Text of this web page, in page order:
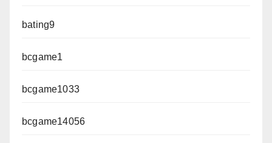
bating9
bcgame1
bcgame1033
bcgame14056